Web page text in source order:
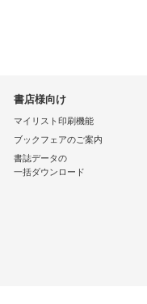
書店様向け
マイリスト印刷機能
ブックフェアのご案内
書誌データの
一括ダウンロード